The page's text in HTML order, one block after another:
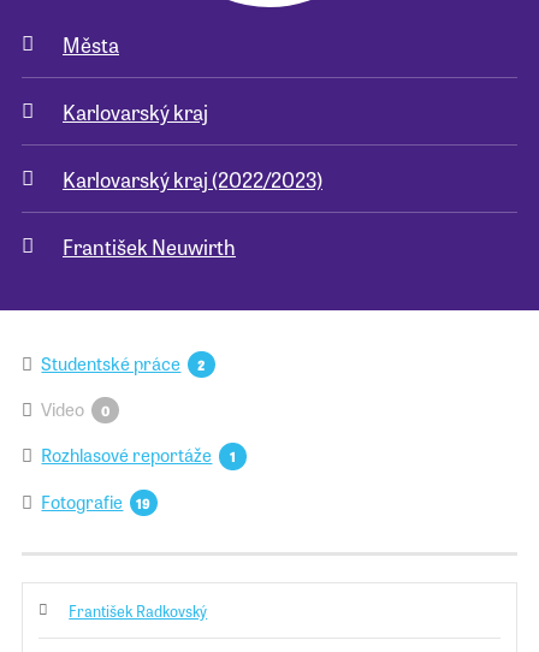
Města
Karlovarský kraj
Karlovarský kraj (2022/2023)
František Neuwirth
Studentské práce 2
Video 0
Rozhlasové reportáže 1
Fotografie 19
František Radkovský